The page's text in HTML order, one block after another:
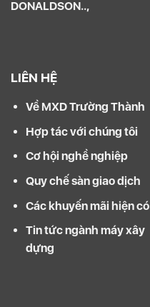
DONALDSON..,
LIÊN HỆ
Về MXD Trường Thành
Hợp tác với chúng tôi
Cơ hội nghề nghiệp
Quy chế sàn giao dịch
Các khuyến mãi hiện có
Tin tức ngành máy xây
dựng